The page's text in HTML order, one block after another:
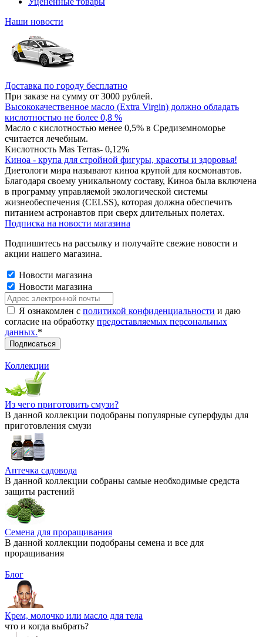
Наши новости
Доставка по городу бесплатно
При заказе на сумму от 3000 рублей.
Высококачественное масло (Extra Virgin) должно обладать
кислотностью не более 0,8 %
Масло с кислотностью менее 0,5% в Средиземноморье
считается лечебным.
Кислотность Mas Terras- 0,12%
Киноа - крупа для стройной фигуры, красоты и здоровья!
Диетологи мира называют киноа крупой для космонавтов.
Благодаря своему уникальному составу, Киноа была включена
в программу управляемой экологической системы
жизнеобеспечения (CELSS), которая должна обеспечить
питанием астронавтов при сверх длительных полетах.
Подписка на новости магазина
Подпишитесь на рассылку и получайте свежие новости и
акции нашего магазина.
Новости магазина
Новости магазина
Я ознакомлен с политикой конфиденциальности и даю
согласие на обработку предоставляемых персональных
данных.*
Коллекции
Из чего приготовить смузи?
В данной коллекции подобраны популярные суперфуды для
приготовления смузи
Аптечка садовода
В данной коллекции собраны самые необходимые средста
защиты растений
Семена для проращивания
В данной коллекции подобраны семена и все для
проращивания
Блог
Крем, молочко или масло для тела
что и когда выбрать?